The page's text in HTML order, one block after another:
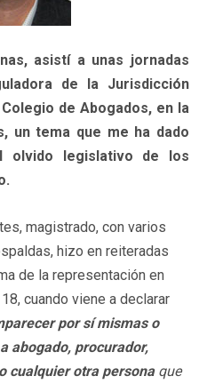
asistí a unas jornadas
de la Jurisdicción
de Abogados, en la
un tema que me ha dado
olvido legislativo de los
magistrado, con varios
hizo en reiteradas
de la representación en
cuando viene a declarar
por sí mismas o
abogado, procurador,
cualquier otra persona que